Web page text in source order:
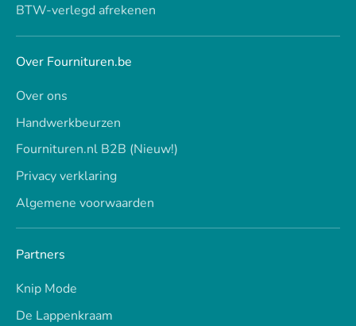
BTW-verlegd afrekenen
Over Fournituren.be
Over ons
Handwerkbeurzen
Fournituren.nl B2B (Nieuw!)
Privacy verklaring
Algemene voorwaarden
Partners
Knip Mode
De Lappenkraam